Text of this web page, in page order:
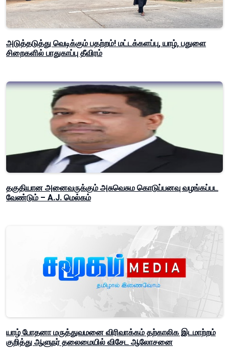
அடுத்தடுத்து வெடிக்கும் பதற்றம்! மட்டக்களப்பு, யாழ், பதுளை
சிறைகளில் பாதுகாப்பு தீவிரம்
தகுதியான அனைவருக்கும் அசுவெசும கொடுப்பனவு வழங்கப்பட
வேண்டும் – A.J. மெல்கம்
யாழ் போதனா மருத்துவமனை விரிவாக்கம் தற்காலிக இடமாற்றம்
குறித்து ஆளுநர் தலைமையில் விசேட ஆலோசனை